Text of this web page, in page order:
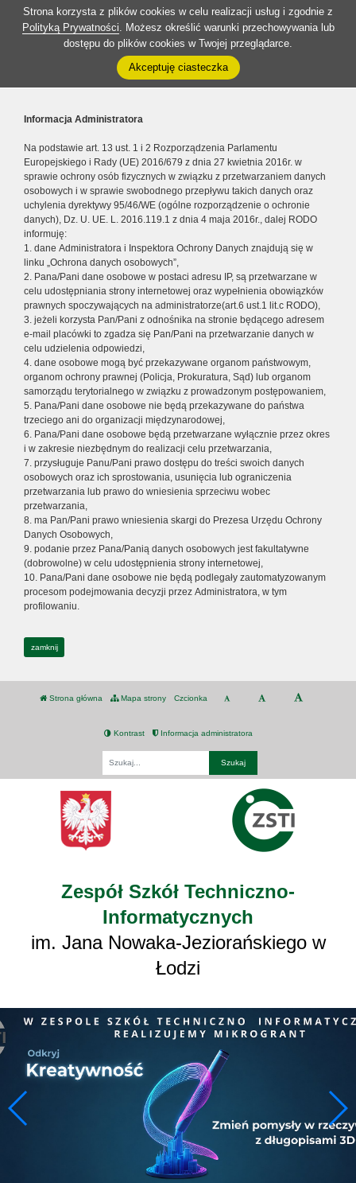
Strona korzysta z plików cookies w celu realizacji usług i zgodnie z
Polityką Prywatności. Możesz określić warunki przechowywania lub
dostępu do plików cookies w Twojej przeglądarce.
Akceptuję ciasteczka
Informacja Administratora
Na podstawie art. 13 ust. 1 i 2 Rozporządzenia Parlamentu
Europejskiego i Rady (UE) 2016/679 z dnia 27 kwietnia 2016r. w
sprawie ochrony osób fizycznych w związku z przetwarzaniem danych
osobowych i w sprawie swobodnego przepływu takich danych oraz
uchylenia dyrektywy 95/46/WE (ogólne rozporządzenie o ochronie
danych), Dz. U. UE. L. 2016.119.1 z dnia 4 maja 2016r., dalej RODO
informuję:
1. dane Administratora i Inspektora Ochrony Danych znajdują się w
linku „Ochrona danych osobowych”,
2. Pana/Pani dane osobowe w postaci adresu IP, są przetwarzane w
celu udostępniania strony internetowej oraz wypełnienia obowiązków
prawnych spoczywających na administratorze(art.6 ust.1 lit.c RODO),
3. jeżeli korzysta Pan/Pani z odnośnika na stronie będącego adresem
e-mail placówki to zgadza się Pan/Pani na przetwarzanie danych w
celu udzielenia odpowiedzi,
4. dane osobowe mogą być przekazywane organom państwowym,
organom ochrony prawnej (Policja, Prokuratura, Sąd) lub organom
samorządu terytorialnego w związku z prowadzonym postępowaniem,
5. Pana/Pani dane osobowe nie będą przekazywane do państwa
trzeciego ani do organizacji międzynarodowej,
6. Pana/Pani dane osobowe będą przetwarzane wyłącznie przez okres
i w zakresie niezbędnym do realizacji celu przetwarzania,
7. przysługuje Panu/Pani prawo dostępu do treści swoich danych
osobowych oraz ich sprostowania, usunięcia lub ograniczenia
przetwarzania lub prawo do wniesienia sprzeciwu wobec
przetwarzania,
8. ma Pan/Pani prawo wniesienia skargi do Prezesa Urzędu Ochrony
Danych Osobowych,
9. podanie przez Pana/Panią danych osobowych jest fakultatywne
(dobrowolne) w celu udostępnienia strony internetowej,
10. Pana/Pani dane osobowe nie będą podlegały zautomatyzowanym
procesom podejmowania decyzji przez Administratora, w tym
profilowaniu.
zamknij
Strona główna Mapa strony Czcionka
Kontrast Informacja administratora
Zespół Szkół Techniczno-
Informatycznych
im. Jana Nowaka-Jeziorańskiego w
Łodzi